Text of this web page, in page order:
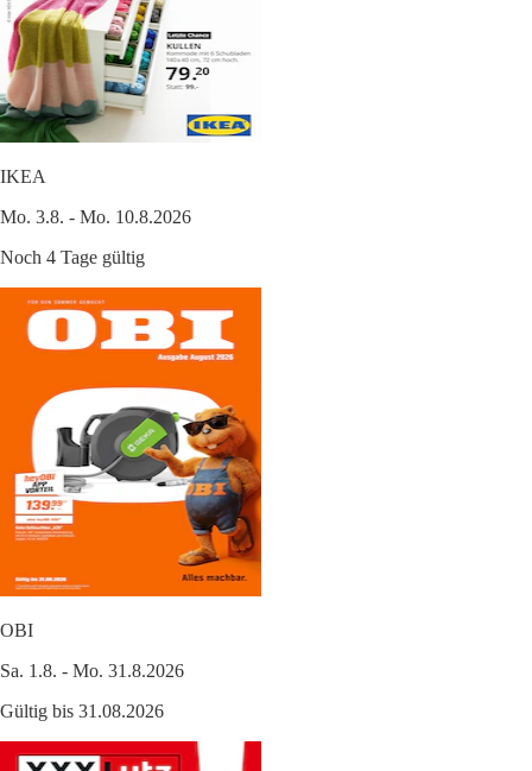
IKEA
Mo. 3.8. - Mo. 10.8.2026
Noch 4 Tage gültig
OBI
Sa. 1.8. - Mo. 31.8.2026
Gültig bis 31.08.2026